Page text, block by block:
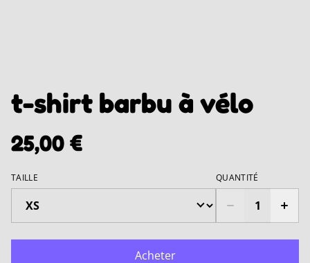
t-shirt barbu à vélo
25,00 €
TAILLE QUANTITÉ
Acheter